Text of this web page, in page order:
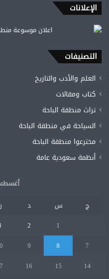
قبره
ويعذب
بسبب
الإعلانات
التصنيفات
العلم والأدب والتاريخ
كتاب ومقالات
تراث منطقة الباحة
السياحة في منطقة الباحة
مخترعوا منطقة الباحة
أنظمة سعودية عامة
أغسطس
ج
س د
1
2
7
8
9
14
15
16